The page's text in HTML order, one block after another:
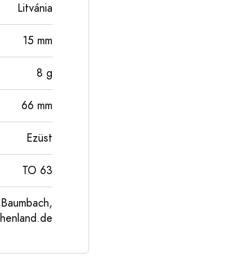
Litvánia
15 mm
8 g
66 mm
Ezüst
TO 63